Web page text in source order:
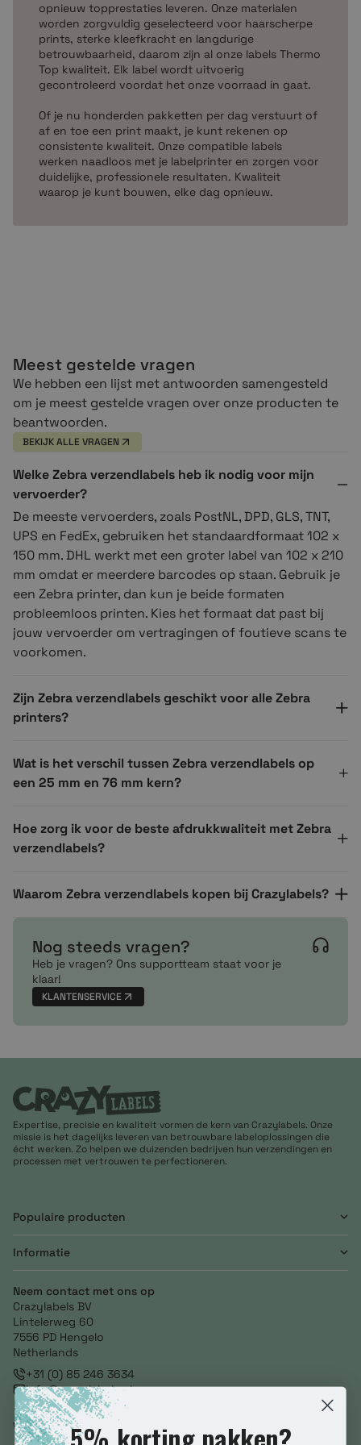
Gratis verzending vanaf €99,-
Geen verrassingen, prijzen inclusief btw
Gratis op rekening bestellen
Niet goed = geld terug!
Mocht je vragen hebben, dan zijn wij telefonisch, per
e-mail of via de chat bereikbaar. Waar wacht je op? Sla
in die rollen!
opnieuw topprestaties leveren. Onze materialen
worden zorgvuldig geselecteerd voor haarscherpe
prints, sterke kleefkracht en langdurige
betrouwbaarheid, daarom zijn al onze labels Thermo
Top kwaliteit. Elk label wordt uitvoerig
gecontroleerd voordat het onze voorraad in gaat.
Of je nu honderden pakketten per dag verstuurt of
af en toe een print maakt, je kunt rekenen op
consistente kwaliteit. Onze compatible labels
werken naadloos met je labelprinter en zorgen voor
duidelijke, professionele resultaten. Kwaliteit
waarop je kunt bouwen, elke dag opnieuw.
Meest gestelde vragen
We hebben een lijst met antwoorden samengesteld
om je meest gestelde vragen over onze producten te
beantwoorden.
BEKIJK ALLE VRAGEN
Welke Zebra verzendlabels heb ik nodig voor mijn
vervoerder?
De meeste vervoerders, zoals PostNL, DPD, GLS, TNT,
UPS en FedEx, gebruiken het standaardformaat 102 x
150 mm. DHL werkt met een groter label van 102 x 210
mm omdat er meerdere barcodes op staan. Gebruik je
een Zebra printer, dan kun je beide formaten
probleemloos printen. Kies het formaat dat past bij
jouw vervoerder om vertragingen of foutieve scans te
voorkomen.
Zijn Zebra verzendlabels geschikt voor alle Zebra
printers?
Wat is het verschil tussen Zebra verzendlabels op
een 25 mm en 76 mm kern?
Hoe zorg ik voor de beste afdrukkwaliteit met Zebra
verzendlabels?
Waarom Zebra verzendlabels kopen bij Crazylabels?
Nog steeds vragen?
Heb je vragen? Ons supportteam staat voor je
klaar!
KLANTENSERVICE
Expertise, precisie en kwaliteit vormen de kern van Crazylabels. Onze
missie is het dagelijks leveren van betrouwbare labeloplossingen die
écht werken. Zo helpen we duizenden bedrijven hun verzendingen en
processen met vertrouwen te perfectioneren.
Populaire producten
Informatie
Neem contact met ons op
Crazylabels BV
Lintelerweg 60
7556 PD Hengelo
Netherlands
+31 (0) 85 246 3634
info@crazylabels.nl
NL860793278B01
Volg ons